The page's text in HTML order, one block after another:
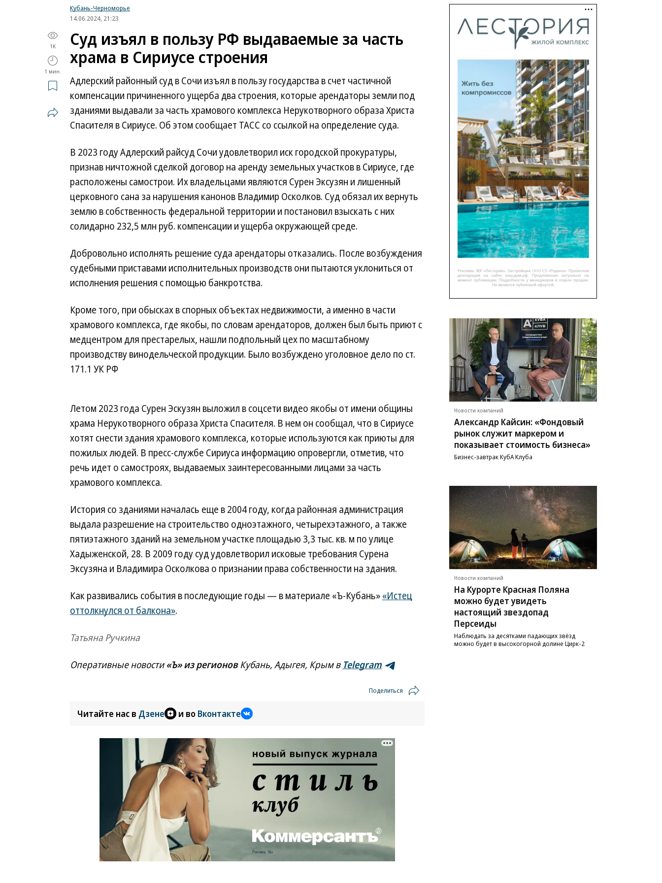
Кубань-Черноморье
14.06.2024, 21:23
1K
1 мин.
Суд изъял в пользу РФ выдаваемые за часть
храма в Сириусе строения
Адлерский районный суд в Сочи изъял в пользу государства в счет частичной
компенсации причиненного ущерба два строения, которые арендаторы земли под
зданиями выдавали за часть храмового комплекса Нерукотворного образа Христа
Спасителя в Сириусе. Об этом сообщает ТАСС со ссылкой на определение суда.
В 2023 году Адлерский райсуд Сочи удовлетворил иск городской прокуратуры,
признав ничтожной сделкой договор на аренду земельных участков в Сириусе, где
расположены самострои. Их владельцами являются Сурен Эксузян и лишенный
церковного сана за нарушения канонов Владимир Осколков. Суд обязал их вернуть
землю в собственность федеральной территории и постановил взыскать с них
солидарно 232,5 млн руб. компенсации и ущерба окружающей среде.
Добровольно исполнять решение суда арендаторы отказались. После возбуждения
судебными приставами исполнительных производств они пытаются уклониться от
исполнения решения с помощью банкротства.
Кроме того, при обысках в спорных объектах недвижимости, а именно в части
храмового комплекса, где якобы, по словам арендаторов, должен был быть приют с
медцентром для престарелых, нашли подпольный цех по масштабному
производству винодельческой продукции. Было возбуждено уголовное дело по ст.
171.1 УК РФ
Летом 2023 года Сурен Эскузян выложил в соцсети видео якобы от имени общины
храма Нерукотворного образа Христа Спасителя. В нем он сообщал, что в Сириусе
хотят снести здания храмового комплекса, которые используются как приюты для
пожилых людей. В пресс-службе Сириуса информацию опровергли, отметив, что
речь идет о самостроях, выдаваемых заинтересованными лицами за часть
храмового комплекса.
История со зданиями началась еще в 2004 году, когда районная администрация
выдала разрешение на строительство одноэтажного, четырехэтажного, а также
пятиэтажного зданий на земельном участке площадью 3,3 тыс. кв. м по улице
Хадыженской, 28. В 2009 году суд удовлетворил исковые требования Сурена
Эксузяна и Владимира Осколкова о признании права собственности на здания.
Как развивались события в последующие годы — в материале «Ъ-Кубань»«Истец
оттолкнулся от балкона».
Татьяна Ручкина
Оперативные новости«Ъ» из регионовКубань, Адыгея, Крым в Telegram
Поделиться
Читайте нас в Дзене и во Вконтакте
Новости компаний
Александр Кайсин: «Фондовый
рынок служит маркером и
показывает стоимость бизнеса»
Бизнес-завтрак КубА Клуба
Новости компаний
На Курорте Красная Поляна
можно будет увидеть
настоящий звездопад
Персеиды
Наблюдать за десятками падающих звёзд
можно будет в высокогорной долине Цирк-2